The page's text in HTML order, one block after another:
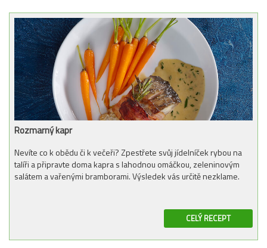
Rozmarný kapr
Nevíte co k obědu či k večeři? Zpestřete svůj jídelníček rybou na
talíři a připravte doma kapra s lahodnou omáčkou, zeleninovým
salátem a vařenými bramborami. Výsledek vás určitě nezklame.
CELÝ RECEPT